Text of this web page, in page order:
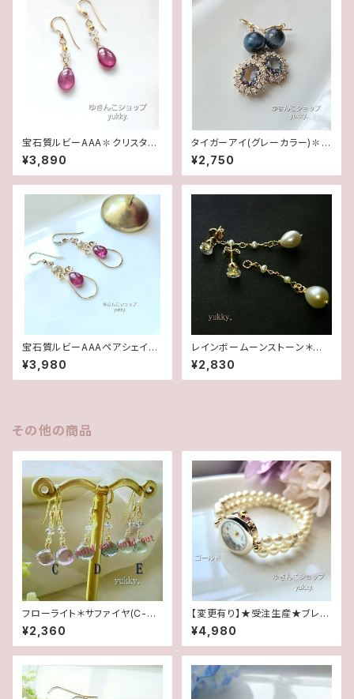
宝石質ルビーAAA✽クリスタル1
4kgfデザインピアス/イヤリング
¥3,890
タイガーアイ(グレーカラー)✽フ
レームガラス14kgfピアス/イヤ
リング
¥2,750
宝石質ルビーAAAペアシェイプ
✽淡水パール14kgfデザインピ
アス/イヤリング
¥3,980
レインボームーンストーン＊淡
水2wayポストピアス14kgf
¥2,830
その他の商品
フローライト＊サファイヤ(C-D-
E)1ペア♪14kgfピアス
¥2,360
【変更有り】★受注生産★ブレス
腕時計(パール･クリーム系ゴー
ルド)･A
¥4,980